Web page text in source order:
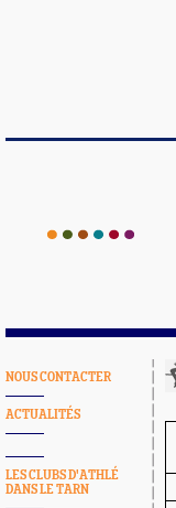
NOUS CONTACTER
ACTUALITÉS
LES CLUBS D'ATHLÉ
DANS LE TARN